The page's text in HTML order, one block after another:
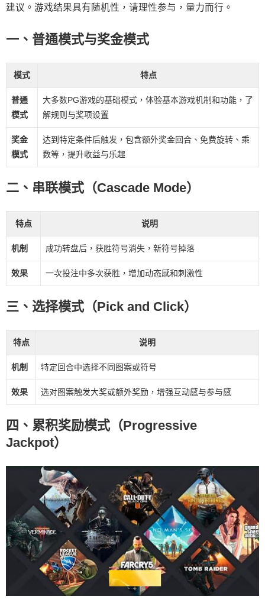
建议。游戏结果具有随机性，请理性参与，量力而行。
一、普通模式与奖金模式
模式 特点
普通
模式
大多数PG游戏的基础模式，体验基本游戏机制和功能，了
解规则与奖项设置
奖金
模式
达到特定条件后触发，包含额外奖金回合、免费旋转、乘
数等，提升收益与乐趣
二、串联模式（Cascade Mode）
特点 说明
机制 成功转盘后，获胜符号消失，新符号掉落
效果 一次投注中多次获胜，增加动态感和刺激性
三、选择模式（Pick and Click）
特点 说明
机制 特定回合中选择不同图案或符号
效果 选对图案触发大奖或额外奖励，增强互动感与参与感
四、累积奖励模式（Progressive
Jackpot）